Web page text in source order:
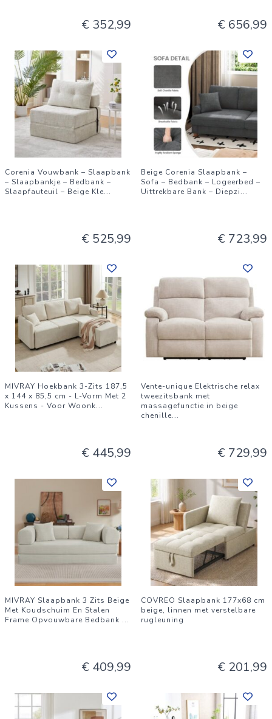
€ 352,99 € 656,99
Corenia Vouwbank – Slaapbank
– Slaapbankje – Bedbank –
Slaapfauteuil – Beige Kle...
€ 525,99
Beige Corenia Slaapbank –
Sofa – Bedbank – Logeerbed –
Uittrekbare Bank – Diepzi...
€ 723,99
MIVRAY Hoekbank 3-Zits 187,5
x 144 x 85,5 cm - L-Vorm Met 2
Kussens - Voor Woonk...
€ 445,99
Vente-unique Elektrische relax
tweezitsbank met
massagefunctie in beige
chenille...
€ 729,99
MIVRAY Slaapbank 3 Zits Beige
Met Koudschuim En Stalen
Frame Opvouwbare Bedbank ...
€ 409,99
COVREO Slaapbank 177x68 cm
beige, linnen met verstelbare
rugleuning
€ 201,99